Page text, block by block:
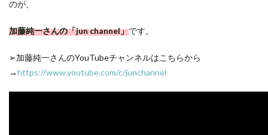
のが、
加藤純一さんの「jun channel」です。
➢加藤純一さんのYouTubeチャンネルはこちらから
→https://www.youtube.com/c/junchannel